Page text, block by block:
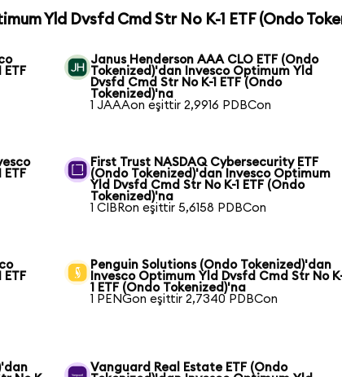
Yld Dvsfd Cmd Str No K-1 ETF (Ondo
Janus Henderson AAA CLO ETF (Ondo
Tokenized)'dan Invesco Optimum Yld
Dvsfd Cmd Str No K-1 ETF (Ondo
Tokenized)'na
1 JAAAon eşittir 2,9916 PDBCon
First Trust NASDAQ Cybersecurity ETF
(Ondo Tokenized)'dan Invesco Optimum
Yld Dvsfd Cmd Str No K-1 ETF (Ondo
Tokenized)'na
1 CIBRon eşittir 5,6158 PDBCon
Penguin Solutions (Ondo Tokenized)'dan
Invesco Optimum Yld Dvsfd Cmd Str No
1 ETF (Ondo Tokenized)'na
1 PENGon eşittir 2,7340 PDBCon
Vanguard Real Estate ETF (Ondo